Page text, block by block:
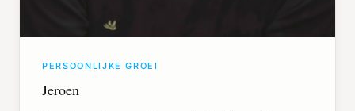
PERSOONLIJKE GROEI
Jeroen